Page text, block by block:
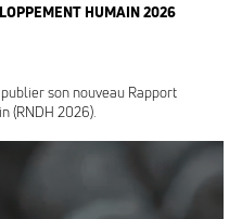
HUMAIN 2026
son nouveau Rapport
(RNDH 2026).